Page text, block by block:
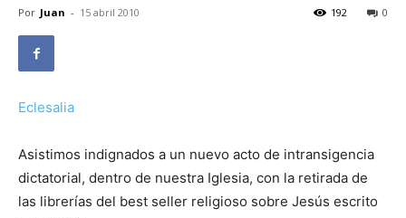
Por Juan - 15 abril 2010 0
192
Eclesalia
Asistimos indignados a un nuevo acto de intransigencia
dictatorial, dentro de nuestra Iglesia, con la retirada de
las librerías del best seller religioso sobre Jesús escrito